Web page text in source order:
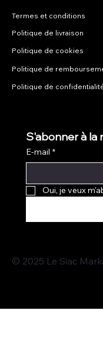
Termes et conditions
Politique de livraison
Politique de cookies
Politique de
Politique de
S'abonner à la
E-mail *
Oui, je veux
© 2025 Le Siac